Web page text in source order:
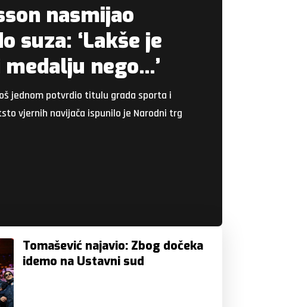
nasmijao
suza: ‘Lakše je
nego…’
jednom potvrdio titulu grada sporta i
vjernih navijača ispunilo je Narodni trg
Tomašević najavio: Zbog dočeka
idemo na Ustavni sud